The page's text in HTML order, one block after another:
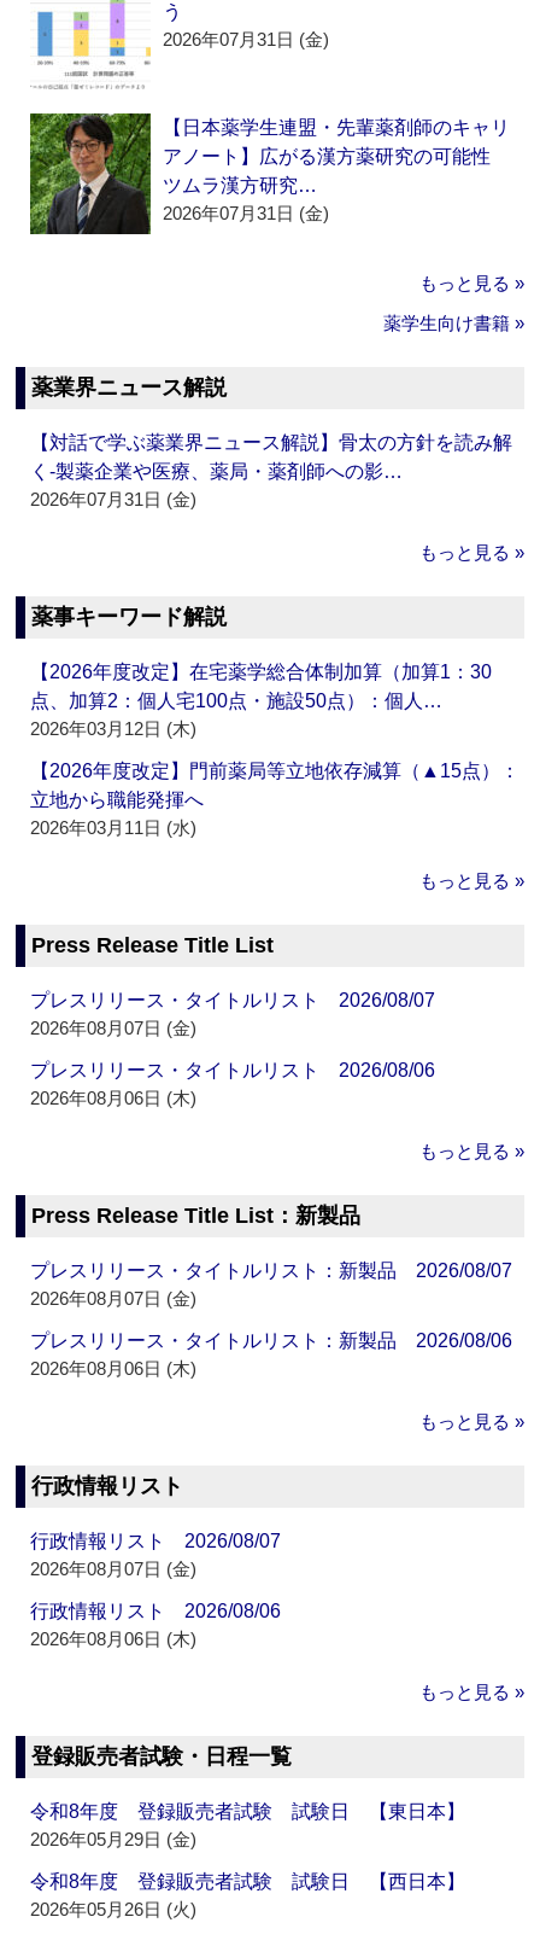
う
2026年07月31日 (金)
【日本薬学生連盟・先輩薬剤師のキャリ
アノート】広がる漢方薬研究の可能性
ツムラ漢方研究…
2026年07月31日 (金)
もっと見る »
薬学生向け書籍 »
薬業界ニュース解説
【対話で学ぶ薬業界ニュース解説】骨太の方針を読み解
く‐製薬企業や医療、薬局・薬剤師への影…
2026年07月31日 (金)
もっと見る »
薬事キーワード解説
【2026年度改定】在宅薬学総合体制加算（加算1：30
点、加算2：個人宅100点・施設50点）：個人…
2026年03月12日 (木)
【2026年度改定】門前薬局等立地依存減算（▲15点）：
立地から職能発揮へ
2026年03月11日 (水)
もっと見る »
Press Release Title List
プレスリリース・タイトルリスト 2026/08/07
2026年08月07日 (金)
プレスリリース・タイトルリスト 2026/08/06
2026年08月06日 (木)
もっと見る »
Press Release Title List：新製品
プレスリリース・タイトルリスト：新製品 2026/08/07
2026年08月07日 (金)
プレスリリース・タイトルリスト：新製品 2026/08/06
2026年08月06日 (木)
もっと見る »
行政情報リスト
行政情報リスト 2026/08/07
2026年08月07日 (金)
行政情報リスト 2026/08/06
2026年08月06日 (木)
もっと見る »
登録販売者試験・日程一覧
令和8年度 登録販売者試験 試験日 【東日本】
2026年05月29日 (金)
令和8年度 登録販売者試験 試験日 【西日本】
2026年05月26日 (火)